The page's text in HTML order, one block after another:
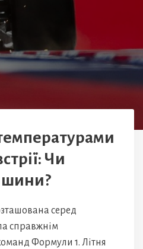
Чи
серед
справжнім
Формули 1. Літня